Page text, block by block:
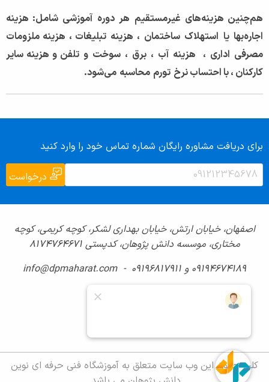
هم‌چنین هزینه‌های غیرمستقیم هر دوره آموزشی شامل: هزینه
اجاره‌بها یا استهلاك ساختمان ، هزینه تبلیغات ، هزینه ملزومات
مصرفی اداری ، هزینه آب ، برق ، سوخت و تلفن و هزینه سایر
کارکنان ، با احتساب نرخ تورم محاسبه می‌شود.
برای دریافت مشاوره رایگان شماره تماس خود را وارد کنید
اصفهان، خیابان ارتش، خیابان بهداری لشکر، کوچه کریمی، کوچه
مختاری، موسسه دانش پژوهان، کدپستی ۸۱۷۴۷۶۴۶۷۱
09194674189 و 09196817911 - info@dpmaharat.com
کلیه حقوق این وب سایت متعلق به آموزشگاه فنی حرفه ای نوین